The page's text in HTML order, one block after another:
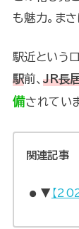
も魅力。まさ
駅近という
駅前、JR長
備されてい
関連記事
▼ 【